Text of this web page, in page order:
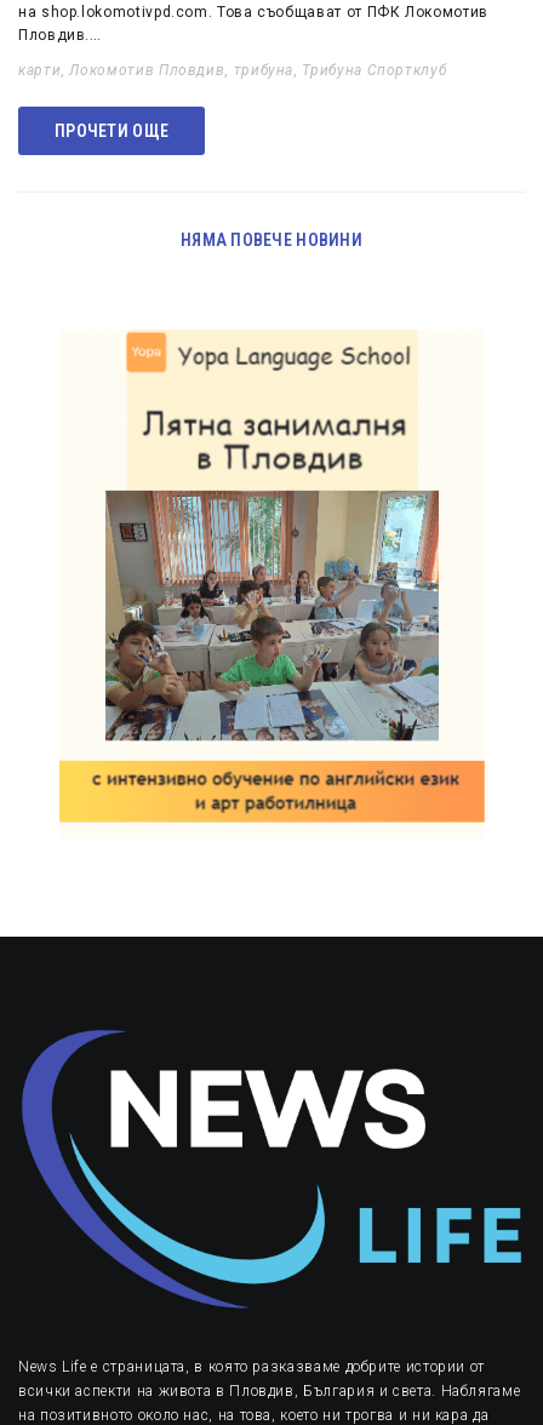
на shop.lokomotivpd.com. Това съобщават от ПФК Локомотив
Пловдив.…
карти,Локомотив Пловдив, трибуна, Трибуна Спортклуб
ПРОЧЕТИ ОЩЕ
НЯМА ПОВЕЧЕ НОВИНИ
News Life е страницата, в която разказваме добрите истории от
всички аспекти на живота в Пловдив, България и света. Наблягаме
на позитивното около нас, на това, което ни трогва и ни кара да